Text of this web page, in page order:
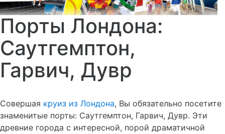
Порты Лондона:
Саутгемптон,
Гарвич, Дувр
Совершая круиз из Лондона, Вы обязательно посетите
знаменитые порты: Саутгемптон, Гарвич, Дувр. Эти
древние города с интересной, порой драматичной